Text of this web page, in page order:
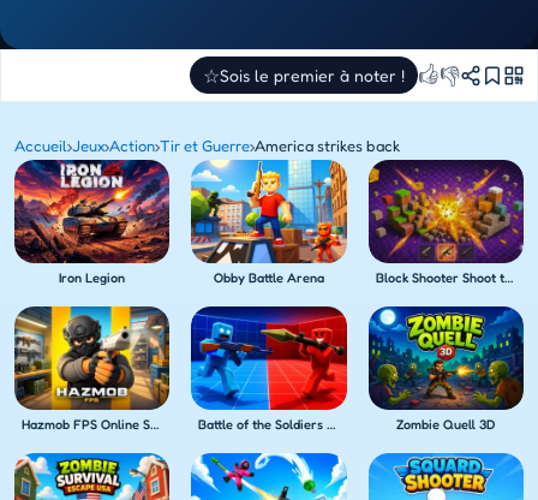
☆Sois le premier à noter ! 👍👎
Accueil›Jeux›Action›Tir et Guerre›America strikes back
Iron Legion Obby Battle Arena Block Shooter Shoot the Blocks!
Hazmob FPS Online Shooter Battle of the Soldiers Red vs Blue Zombie Quell 3D